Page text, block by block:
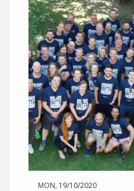
MON, 19/10/2020